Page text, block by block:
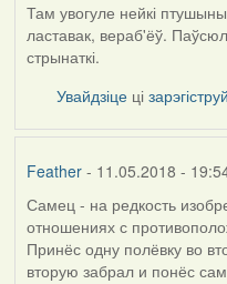
Там увогуле нейкі
ластавак, вераб'ёў.
стрынаткі.
Увайдзіце ці
Feather- 11.05.2018 -
Самец - на редкость
отношениях с
Принёс одну полёвку во
вторую забрал и понёс